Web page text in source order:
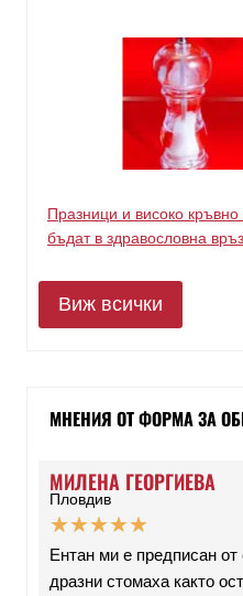
Празници и високо
бъдат в здравословна
Виж всички
МНЕНИЯ ОТ ФОРМА ЗА
МИЛЕНА ГЕОРГИЕВА
Пловдив
★★★★★
Ентан ми е предписан
дразни стомаха както